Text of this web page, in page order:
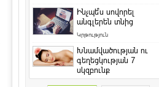
Ինչպե՞ս սովորել
անգլերեն տնից
Կրթություն
Խնամվածության ու
գեղեցկության 7
սկզբունք